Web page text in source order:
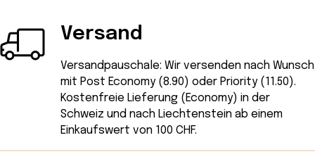
Versand
Versandpauschale: Wir versenden nach Wunsch
mit Post Economy (8.90) oder Priority (11.50).
Kostenfreie Lieferung (Economy) in der
Schweiz und nach Liechtenstein ab einem
Einkaufswert von 100 CHF.